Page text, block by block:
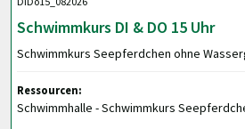
Schwimmkurs DI & DO 15 Uhr
Schwimmkurs Seepferdchen ohne
Ressourcen:
Schwimmhalle - Schwimmkurs